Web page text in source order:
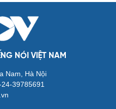
NÓI VIỆT NAM
Nam, Hà Nội
39785691